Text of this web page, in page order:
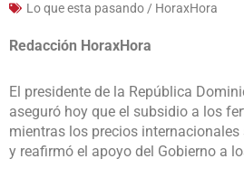
Lo que esta pasando / HoraxHora
Redacción HoraxHora
El presidente de la República
aseguró hoy que el subsidio a los
mientras los precios
y reafirmó el apoyo del Gobierno a